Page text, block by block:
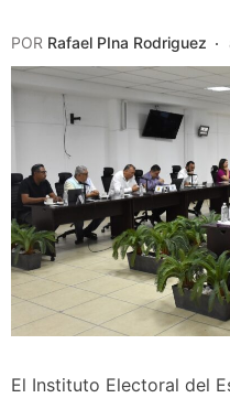
POR Rafael PIna Rodriguez
El Instituto Electoral del